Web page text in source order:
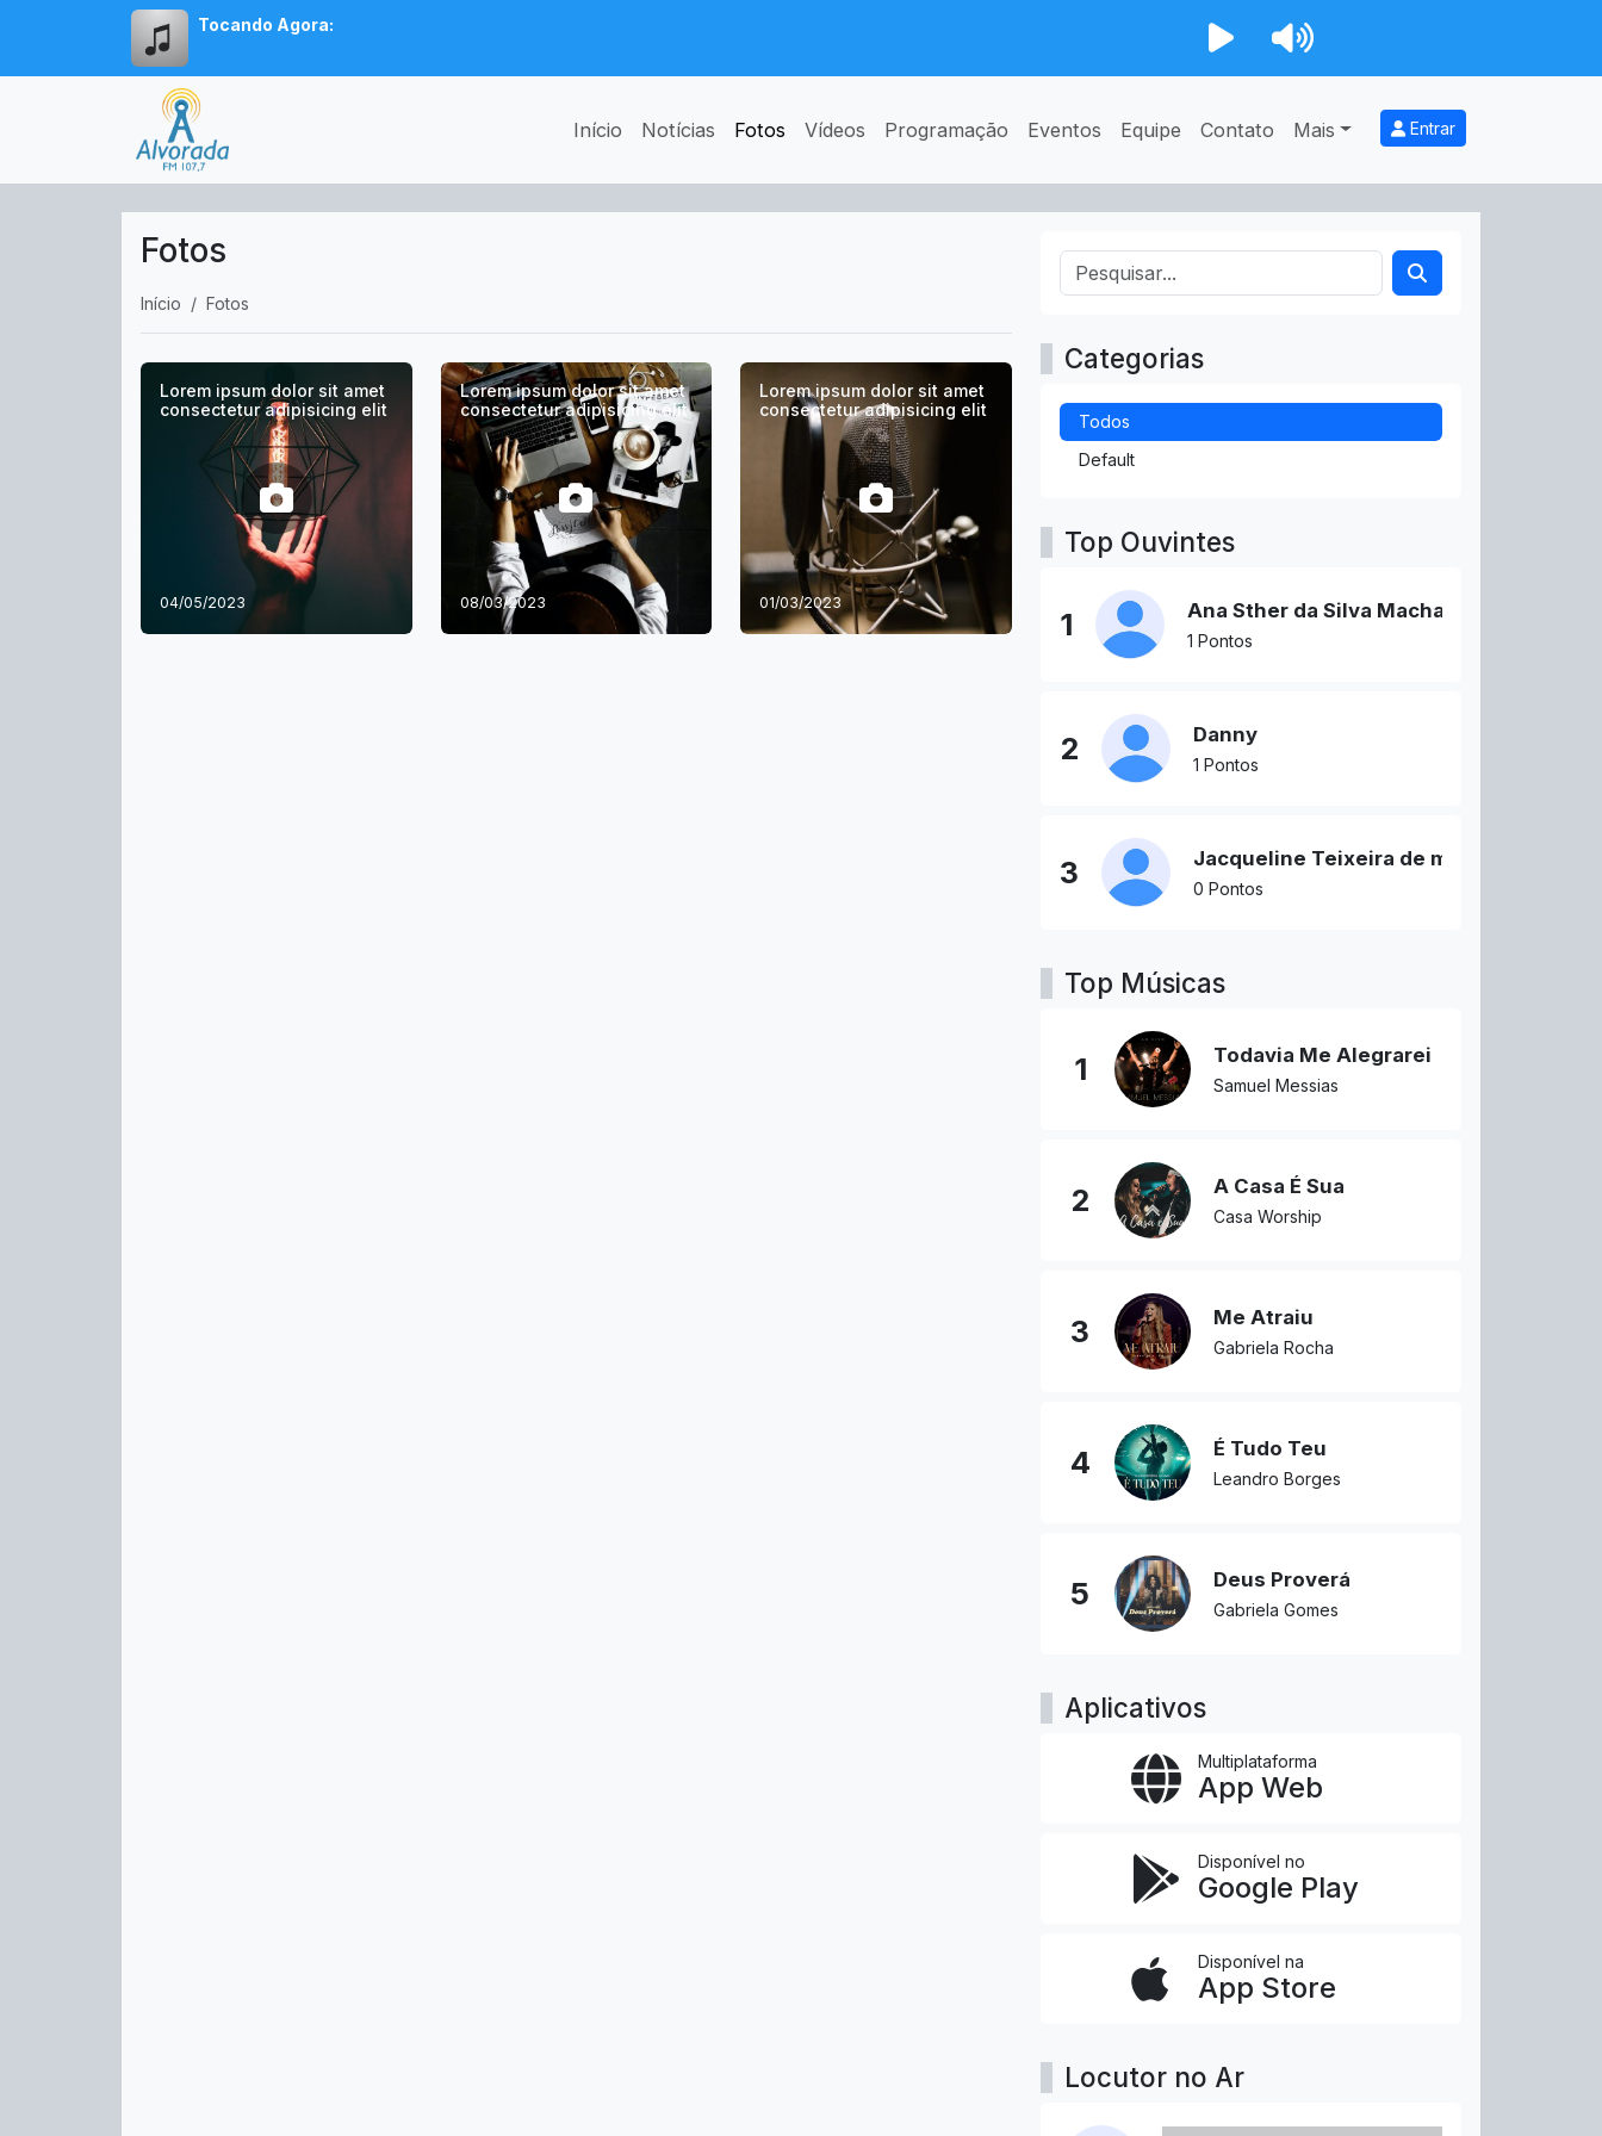
Tocando Agora:
Início Notícias Fotos Vídeos Programação Eventos Equipe Contato Mais Entrar
Fotos
Início Fotos
Lorem ipsum dolor sit amet
consectetur adipisicing elit
04/05/2023
Lorem ipsum dolor sit amet
consectetur adipisicing elit
08/03/2023
Lorem ipsum dolor sit amet
consectetur adipisicing elit
01/03/2023
Categorias
Todos
Default
Top Ouvintes
1 Ana Sther da Silva Machado
1 Pontos
2 Danny
1 Pontos
3 Jacqueline Teixeira de morais
0 Pontos
Top Músicas
1 Todavia Me Alegrarei
Samuel Messias
2 A Casa É Sua
Casa Worship
3 Me Atraiu
Gabriela Rocha
4 É Tudo Teu
Leandro Borges
5 Deus Proverá
Gabriela Gomes
Aplicativos
Multiplataforma
App Web
Disponível no
Google Play
Disponível na
App Store
Locutor no Ar